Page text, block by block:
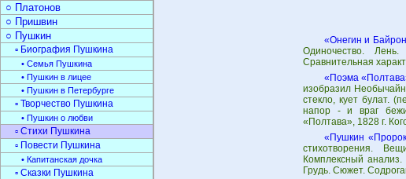
«Онегин и
Одиночество.
Сравнительная
«Поэма
изобразил
стекло, кует булат.
напор - и враг
«Полтава», 1828 г.
«Пушкин
стихотворения.
Комплексный
Грудь. Сюжет.
○ Платонов
○ Пришвин
○ Пушкин
▫ Биография Пушкина
• Семья Пушкина
• Пушкин в лицее
• Пушкин в Петербурге
▫ Творчество Пушкина
• Пушкин о любви
▫ Стихи Пушкина
▫ Повести Пушкина
• Капитанская дочка
▫ Сказки Пушкина